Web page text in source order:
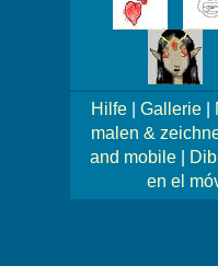
Bilder!
Hilfe| Gallerie|
malen &
and mobile|
en el